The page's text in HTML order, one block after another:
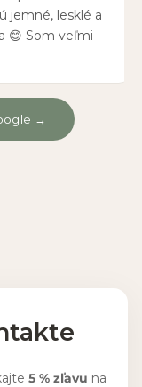
jemné, lesklé a
😊 Som veľmi
→
5 % zľavu na